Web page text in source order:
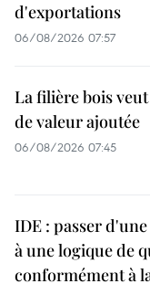
d'exportations
06/08/2026 07:57
La filière bois
de valeur ajoutée
06/08/2026 07:45
IDE : passer
à une logique de
conformément à